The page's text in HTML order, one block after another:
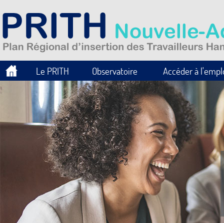
Le PRITH Observatoire Accéder à